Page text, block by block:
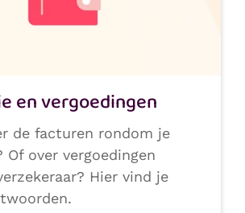
en vergoedingen
de facturen rondom je
Of over vergoedingen
Hier vind je